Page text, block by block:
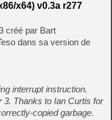
x64) v0.3a r277
créé par Bart
dans sa version de
interrupt instruction.
3. Thanks to Ian Curtis for
copied garbage.